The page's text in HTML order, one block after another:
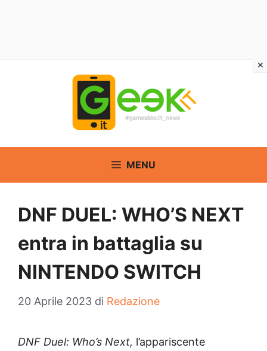
MENU
DNF DUEL: WHO’S NEXT
entra in battaglia su
NINTENDO SWITCH
20 Aprile 2023 di Redazione
DNF Duel: Who’s Next, l’appariscente